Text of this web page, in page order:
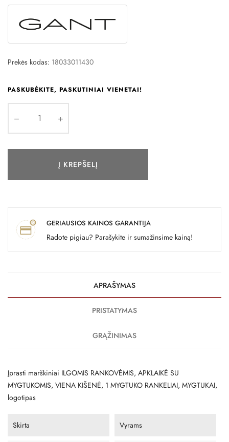
Prekės kodas: 18033011430
PASKUBĖKITE, PASKUTINIAI VIENETAI!
Į KREPŠELĮ
GERIAUSIOS KAINOS GARANTIJA
Radote pigiau? Parašykite ir sumažinsime kainą!
APRAŠYMAS
PRISTATYMAS
GRĄŽINIMAS
Įprasti marškiniai ILGOMIS RANKOVĖMIS, APKLAIKĖ SU
MYGTUKOMIS, VIENA KIŠENĖ, 1 MYGTUKO RANKELIAI, MYGTUKAI,
logotipas
Skirta Vyrams